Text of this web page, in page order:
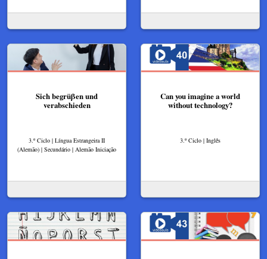
Sich begrüβen und
verabschieden
3.º Ciclo | Língua Estrangeira II
(Alemão) | Secundário | Alemão Iniciação
Can you imagine a world
without technology?
3.º Ciclo | Inglês